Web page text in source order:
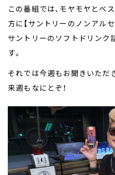
この番組では、モヤモヤとベ
方に【サントリーのノンアルセ
サントリーのソフトドリンク
す。
それでは今週もお聞きいただ
来週もなにとぞ！